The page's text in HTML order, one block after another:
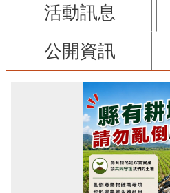
活動訊息
公開資訊